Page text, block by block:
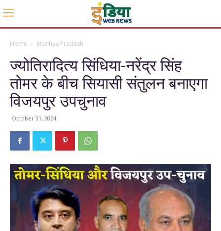
Home Madhya Pradesh
ज्योतिरादित्य सिंधिया-नरेंद्र सिंह
तोमर के बीच सियासी संतुलन बनाएगा
विजयपुर उपचुनाव
October 31, 2024